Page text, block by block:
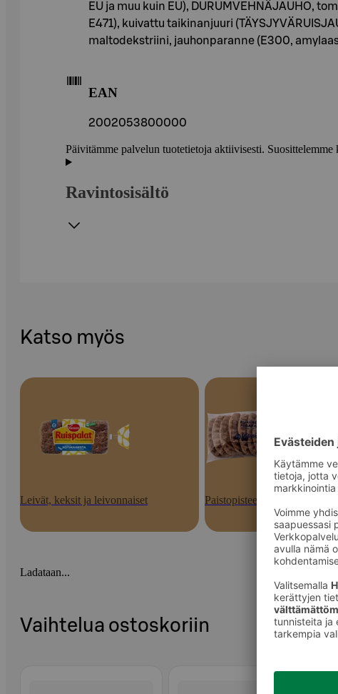
EU ja muu kuin EU), DURUMVEHNÄJAUHO,
E471), kuivattu taikinanjuuri
maltodekstriini, jauhonparanne (E300,
EAN
2002053800000
Päivitämme palvelun tuotetietoja aktiivisesti.
Ravintosisältö
Katso myös
Leivät, keksit ja leivonnaiset Paistopisteen tuotteet
Ladataan...
Vaihtelua ostoskoriin